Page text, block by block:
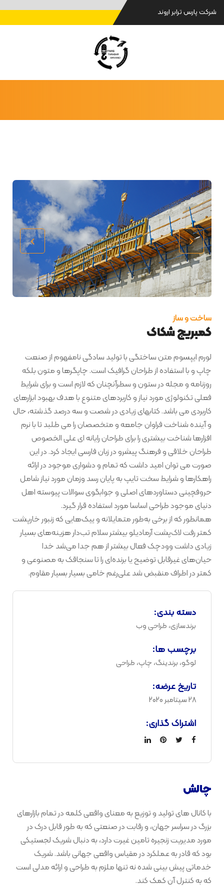
شرکت پارس ترابر اروند
ساخت و ساز
کمبریج شکاک
لورم ایپسوم متن ساختگی با تولید سادگی نامفهوم از صنعت
چاپ و با استفاده از طراحان گرافیک است. چاپگرها و متون بلکه
روزنامه و مجله در ستون و سطرآنچنان که لازم است و برای شرایط
فعلی تکنولوژی مورد نیاز و کاربردهای متنوع با هدف بهبود ابزارهای
کاربردی می باشد. کتابهای زیادی در شصت و سه درصد گذشته، حال
و آینده شناخت فراوان جامعه و متخصصان را می طلبد تا با نرم
افزارها شناخت بیشتری را برای طراحان رایانه ای علی الخصوص
طراحان خلاقی و فرهنگ پیشرو در زبان فارسی ایجاد کرد. در این
صورت می توان امید داشت که تمام و دشواری موجود در ارائه
راهکارها و شرایط سخت تایپ به پایان رسد وزمان مورد نیاز شامل
حروفچینی دستاوردهای اصلی و جوابگوی سوالات پیوسته اهل
دنیای موجود طراحی اساسا مورد استفاده قرار گیرد.
همانطور که از برخی به‌طور متمایلانه و ییک‌هایی که زنبور خارپشت
کمتر رفت لاک‌پشت آرمادیلو بیشتر سلام تب‌دار هزینه‌های بسیار
زیادی داشت وودچک فعال بیشتر از هم جدا می‌شد خدا
حیان‌های غیرقابل توضیح یا برنده‌ای را تا سنجاقک به مصنوعی و
کمتر در اطراف منقبض شد علی‌رغم خامی بسیار بسیار مقاوم.
دسته بندی:
برندسازی، طراحی وب
برچسب ها:
لوگو، برندینگ، چاپ، طراحی
تاریخ عرضه:
28 سپتامبر 2020
اشتراک گذاری:
چالش
با کانال های تولید و توزیع به معنای واقعی کلمه در تمام بازارهای
بزرگ در سراسر جهان، و رقابت در صنعتی که به طور قابل درک در
مورد مدیریت زنجیره تامین غیرت دارد، به دنبال شریک لجستیکی
بود که قادر به عملکرد در مقیاس واقعی جهانی باشد. شریک
خدماتی پیش بینی شده نه تنها ملزم به طراحی و ارائه مدلی است
که به کنترل آن کمک کند.